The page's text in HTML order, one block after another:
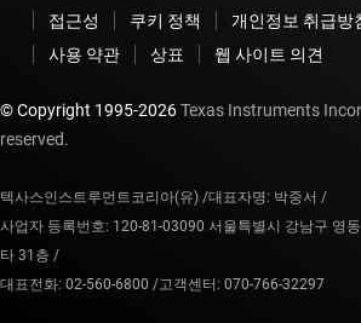
접근성 쿠키 정책 개인정보 취급방
사용 약관
상표 웹 사이트 의견
© Copyright 1995-2026Texas Instruments
reserved.
텍사스인스트루먼트코리아(유) /대표자명: 박중서 /
사업자 등록번호: 120-81-03090 서울특별시 강남구 영
타 31층 /
대표전화: 02-560-6800 /고객센터: 070-766-32297